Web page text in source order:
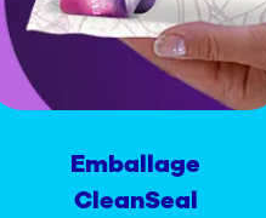
Emballage
CleanSeal